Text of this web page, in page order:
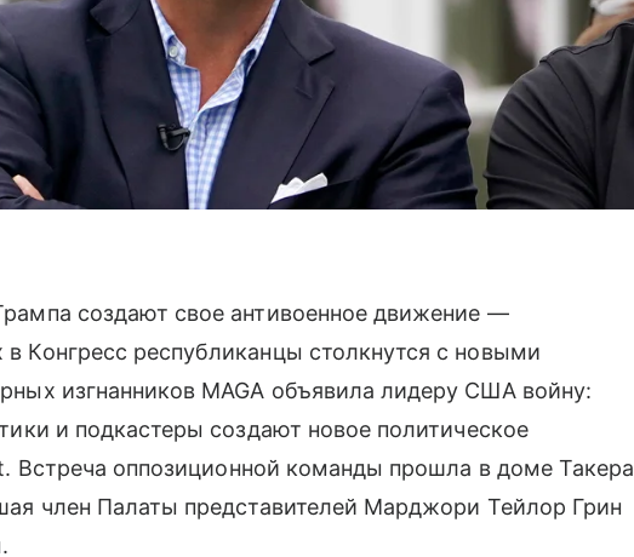
создают свое антивоенное движение —
Конгресс республиканцы столкнутся с новыми
изгнанников MAGA объявила лидеру США войну:
и подкастеры создают новое политическое
Встреча оппозиционной команды прошла в доме Такера
член Палаты представителей Марджори Тейлор Грин